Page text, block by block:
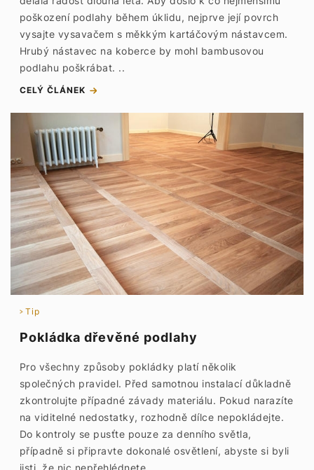
poškození podlahy během úklidu, nejprve její povrch
vysajte vysavačem s měkkým kartáčovým nástavcem.
Hrubý nástavec na koberce by mohl bambusovou
podlahu poškrábat. ..
CELÝ ČLÁNEK
Tip
Pokládka dřevěné podlahy
Pro všechny způsoby pokládky platí několik
společných pravidel. Před samotnou instalací důkladně
zkontrolujte případné závady materiálu. Pokud narazíte
na viditelné nedostatky, rozhodně dílce nepokládejte.
Do kontroly se pusťte pouze za denního světla,
případně si připravte dokonalé osvětlení, abyste si byli
jisti, že nic nepřehlédnete.